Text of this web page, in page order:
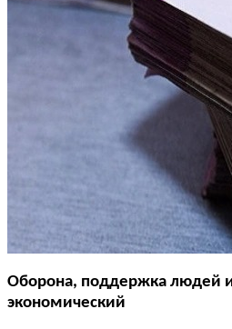
Оборона, поддержка людей
экономический